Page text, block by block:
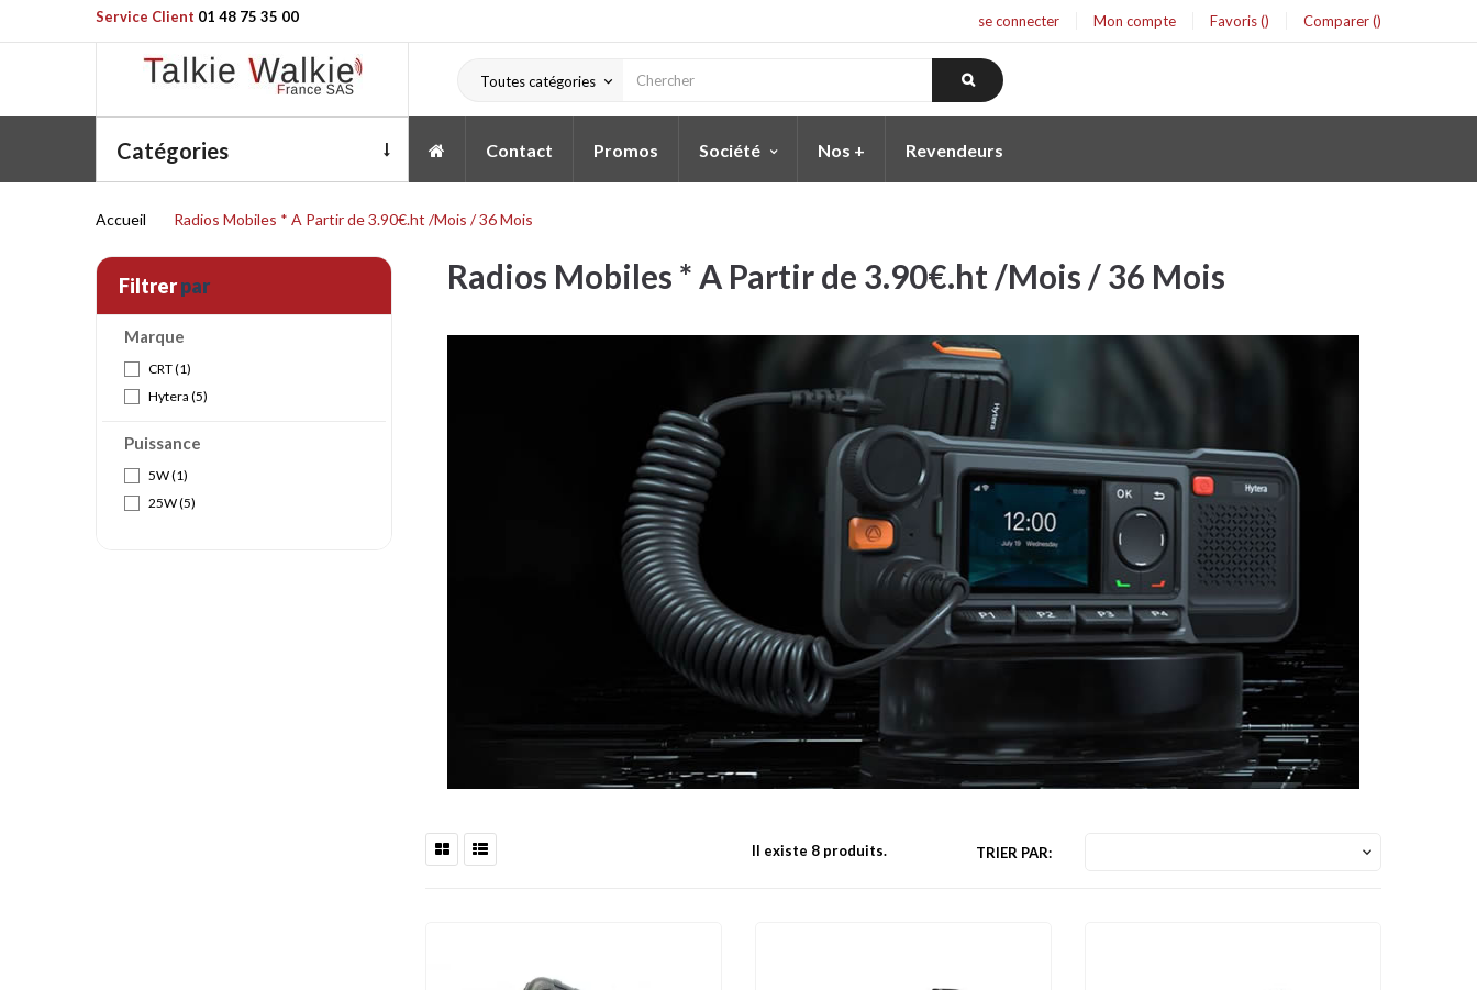
Service Client 01 48 75 35 00 se connecter Mon compte Favoris Comparer
Toutes catégories keyboard_arrow_down
Catégories Contact Promos Société Nos + Revendeurs
Accueil Radios Mobiles * A Partir de 3.90€.ht /Mois / 36 Mois
Filtrerpar
Marque
CRT(1)
Hytera (5)
Puissance
5W(1)
25W(5)
Radios Mobiles * A Partir de 3.90€.ht /Mois / 36 Mois
Il existe 8 produits. TRIER PAR: 